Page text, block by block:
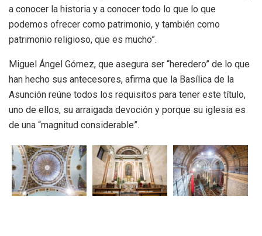
a conocer la historia y a conocer todo lo que lo que
podemos ofrecer como patrimonio, y también como
patrimonio religioso, que es mucho”.
Miguel Ángel Gómez, que asegura ser “heredero” de lo que
han hecho sus antecesores, afirma que la Basílica de la
Asunción reúne todos los requisitos para tener este título,
uno de ellos, su arraigada devoción y porque su iglesia es
de una “magnitud considerable”.